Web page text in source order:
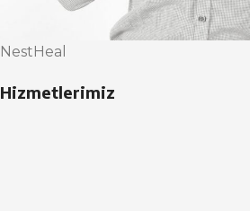
NestHeal
Hizmetlerimiz